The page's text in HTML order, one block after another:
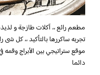
مطعم رائع ،، آكلات طازجة و
تجربه ساكررها بالتأكيد ،، كل شى
موقع ستراتيجي بين الأبراج وقمه
دائما